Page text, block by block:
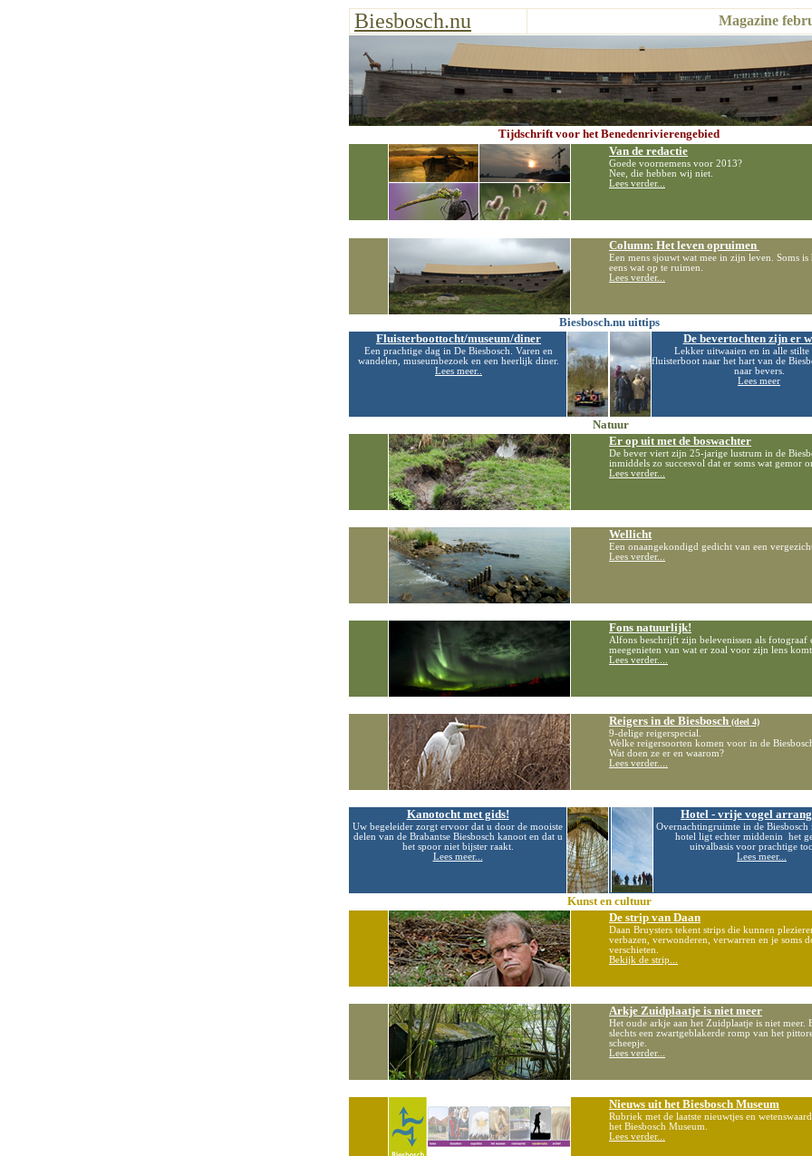
Biesbosch.nu Magazine
Tijdschrift voor het Benedenrivierengebied
Van de redactie
Goede voornemens voor 2013?
Nee, die hebben wij niet.
Lees verder...
Column: Het leven opruimen
Een mens sjouwt wat mee in zijn leven. Soms is
eens wat op te ruimen.
Lees verder...
Biesbosch.nu uittips
Fluisterboottocht/museum/diner
Een prachtige dag in De Biesbosch. Varen en
wandelen, museumbezoek en een heerlijk diner.
Lees meer..
De bevertochten zijn er
Lekker uitwaaien en in alle stilte
fluisterboot naar het hart van de
naar bevers.
Lees meer
Natuur
Er op uit met de boswachter
De bever viert zijn 25-jarige lustrum in de
inmiddels zo succesvol dat er soms wat gemor
Lees verder...
Wellicht
Een onaangekondigd gedicht van een
Lees verder...
Fons natuurlijk!
Alfons beschrijft zijn belevenissen als fotograaf
meegenieten van wat er zoal voor zijn lens komt.
Lees verder....
Reigers in de Biesbosch (deel 4)
9-delige reigerspecial.
Welke reigersoorten komen voor in de
Wat doen ze er en waarom?
Lees verder....
Kanotocht met gids!
Uw begeleider zorgt ervoor dat u door de mooiste
delen van de Brabantse Biesbosch kanoot en dat u
het spoor niet bijster raakt.
Lees meer...
Hotel - vrije vogel
Overnachtingruimte in de Biesbosch
hotel ligt echter middenin het
uitvalbasis voor prachtige
Lees meer...
Kunst en cultuur
De strip van Daan
Daan Bruysters tekent strips die kunnen
verbazen, verwonderen, verwarren en je soms
verschieten.
Bekijk de strip...
Arkje Zuidplaatje is niet meer
Het oude arkje aan het Zuidplaatje is niet meer.
slechts een zwartgeblakerde romp van het
scheepje.
Lees verder...
Nieuws uit het Biesbosch Museum
Rubriek met de laatste nieuwtjes en
het Biesbosch Museum.
Lees verder...